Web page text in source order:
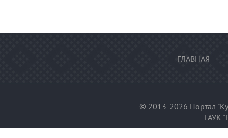
ГЛАВНАЯ
© 2013-2026 Портал
ГАУК